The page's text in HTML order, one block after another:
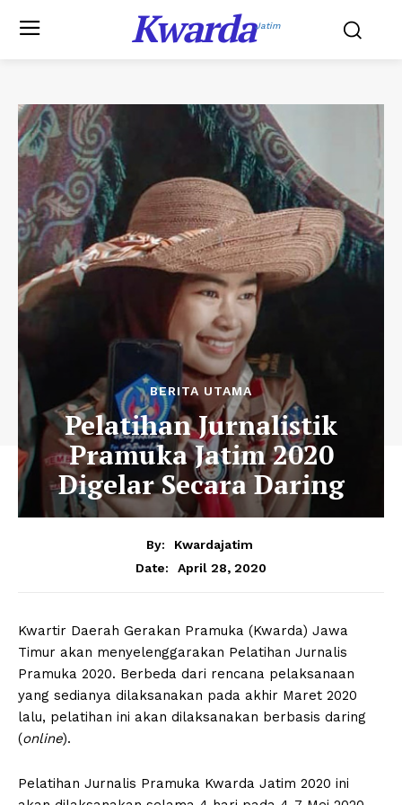
KwardaJatim
BERITA UTAMA
Pelatihan Jurnalistik
Pramuka Jatim 2020
Digelar Secara Daring
By:
Kwardajatim
Date:
April 28, 2020
Kwartir Daerah Gerakan Pramuka (Kwarda) Jawa
Timur akan menyelenggarakan Pelatihan Jurnalis
Pramuka 2020. Berbeda dari rencana pelaksanaan
yang sedianya dilaksanakan pada akhir Maret 2020
lalu, pelatihan ini akan dilaksanakan berbasis daring
(online).
Pelatihan Jurnalis Pramuka Kwarda Jatim 2020 ini